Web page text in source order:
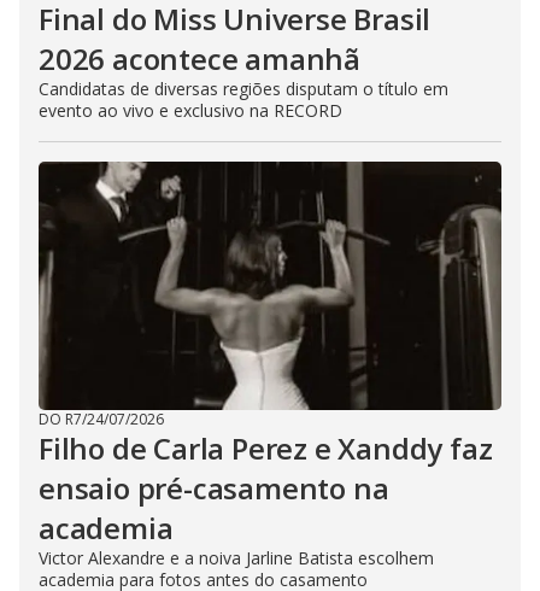
Final do Miss Universe Brasil
2026 acontece amanhã
Candidatas de diversas regiões disputam o título em
evento ao vivo e exclusivo na RECORD
DO R7/24/07/2026
Filho de Carla Perez e Xanddy faz
ensaio pré-casamento na
academia
Victor Alexandre e a noiva Jarline Batista escolhem
academia para fotos antes do casamento